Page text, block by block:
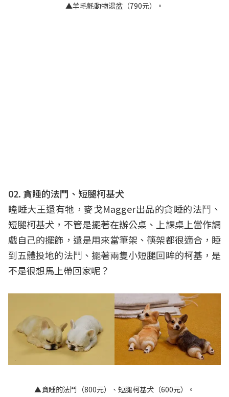
▲羊毛氈動物湯盆（790元）。
02. 貪睡的法鬥、短腿柯基犬
瞌睡大王還有牠，麥戈Magger出品的貪睡的法鬥、
短腿柯基犬，不管是擺著在辦公桌、上課桌上當作調
戲自己的擺飾，還是用來當筆架、筷架都很適合，睡
到五體投地的法鬥、擺著兩隻小短腿回眸的柯基，是
不是很想馬上帶回家呢？
▲貪睡的法鬥（800元）、短腿柯基犬（600元）。